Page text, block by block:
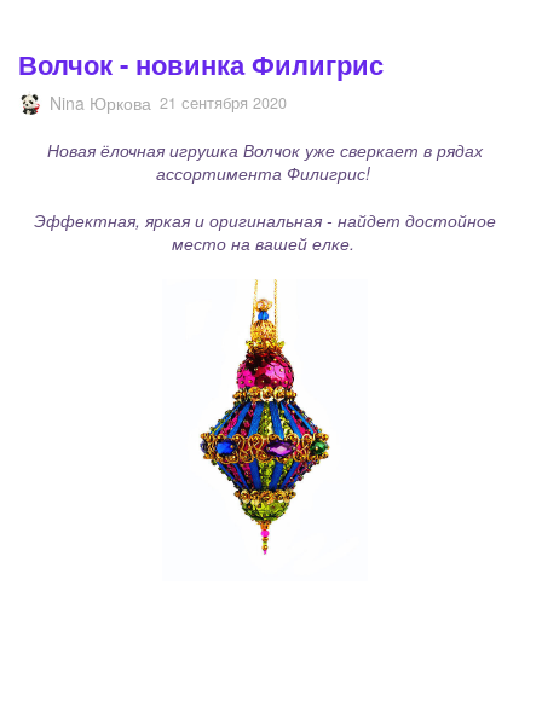
Волчок - новинка Филигрис
Nina Юркова 21 сентября 2020
Новая ёлочная игрушка Волчок уже сверкает в рядах
ассортимента Филигрис!
Эффектная, яркая и оригинальная - найдет достойное
место на вашей елке.